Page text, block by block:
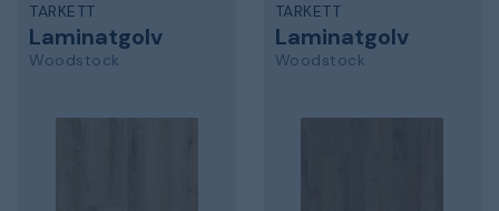
TARKETT
Laminatgolv
Woodstock
TARKETT
Laminatgolv
Woodstock